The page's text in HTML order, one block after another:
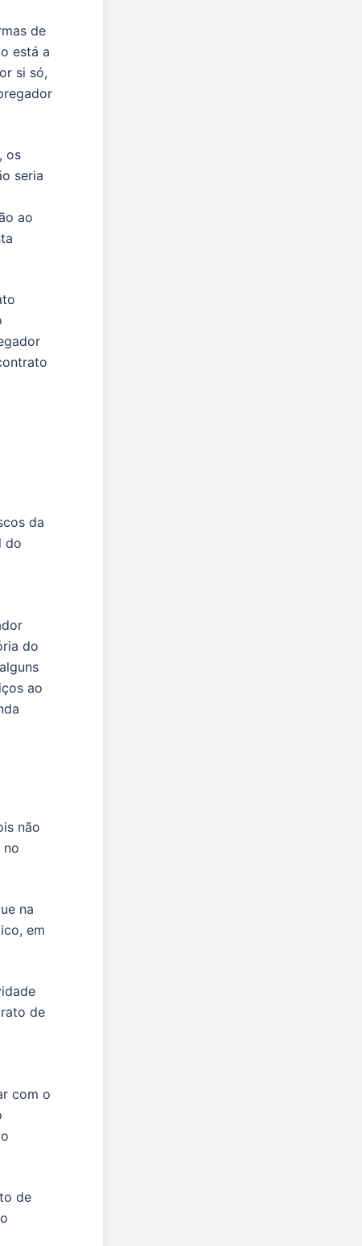
de
está a
si só,
os
seria
ao
da
do
do
ao
não
no
na
em
de
com o
de